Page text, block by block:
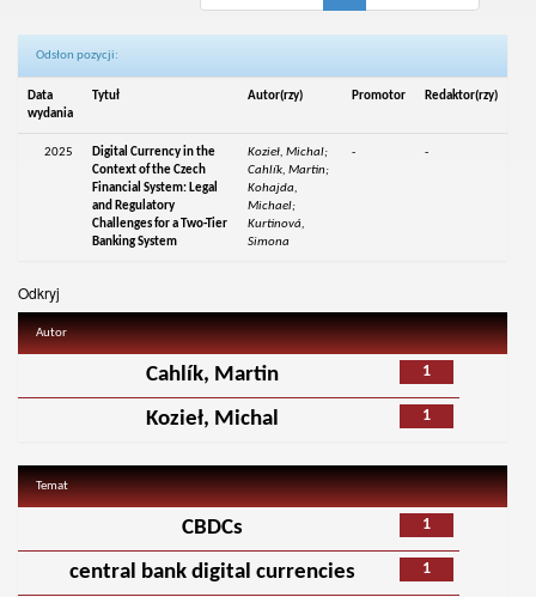
Odsłon pozycji:
Data
wydania
Tytuł Autor(rzy) Promotor Redaktor(rzy)
2025
Digital Currency in the
Context of the Czech
Financial System: Legal
and Regulatory
Challenges for a Two-Tier
Banking System
Kozieł, Michal;
Cahlík, Martin;
Kohajda,
Michael;
Kurtinová,
Simona
- -
Odkryj
Autor
1
Cahlík, Martin
1
Kozieł, Michal
Temat
1
CBDCs
1
central bank digital currencies